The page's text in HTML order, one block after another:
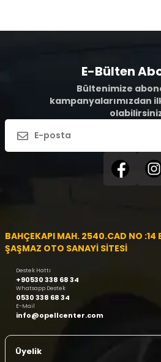
E-Bülten
Bültenimize
kampanyalarımızdan
BAHÇEKAPI MAH. 2540.CAD NO :14
ŞAŞMAZ OTO SANAYİ SİTESİ
Destek Hattı
+90530 338 68 34
Whatsapp Destek
0530 338 68 34
E-Mail
info@opellcenter.com
Üyelik